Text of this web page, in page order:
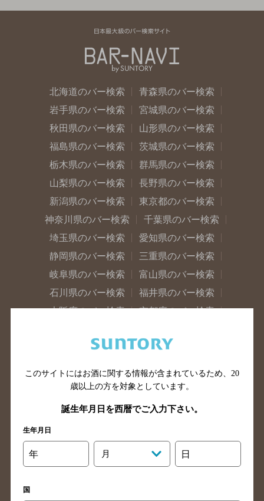
北海道のバー検索
青森県のバー検索
岩手県のバー検索
宮城県のバー検索
秋田県のバー検索
山形県のバー検索
福島県のバー検索
茨城県のバー検索
栃木県のバー検索
群馬県のバー検索
山梨県のバー検索
長野県のバー検索
新潟県のバー検索
東京都のバー検索
神奈川県のバー検索
千葉県のバー検索
埼玉県のバー検索
愛知県のバー検索
静岡県のバー検索
三重県のバー検索
岐阜県のバー検索
富山県のバー検索
石川県のバー検索
福井県のバー検索
大阪府のバー検索
京都府のバー検索
滋賀県のバー検索
和歌山県のバー検索
山口県のバー検索
鳥取県のバー検索
島根県のバー検索
徳島県のバー検索
高知県のバー検索
福岡県のバー検索
長崎県のバー検索
佐賀県のバー検索
このサイトにはお酒に関する情報が含まれているため、 20
歳以上の方を対象としています。
誕生年月日を西暦でご入力下さい。
生年月日
年 月 日
国